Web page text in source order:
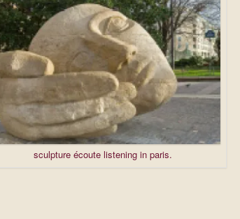
sculpture écoute listening in paris.